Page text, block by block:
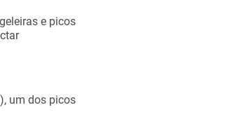
e picos
um dos picos